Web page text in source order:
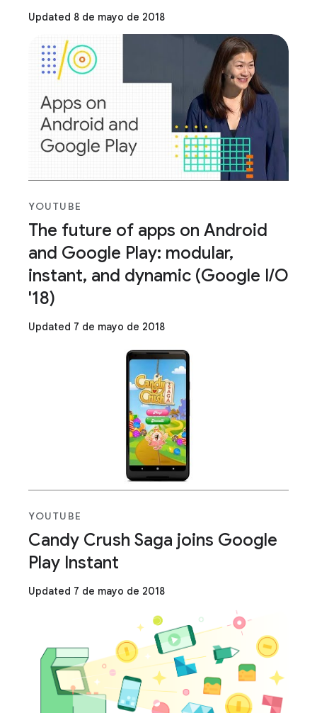
Updated 8 de mayo de 2018
YOUTUBE
The future of apps on Android
and Google Play: modular,
instant, and dynamic (Google I/O
'18)
Updated 7 de mayo de 2018
YOUTUBE
Candy Crush Saga joins Google
Play Instant
Updated 7 de mayo de 2018